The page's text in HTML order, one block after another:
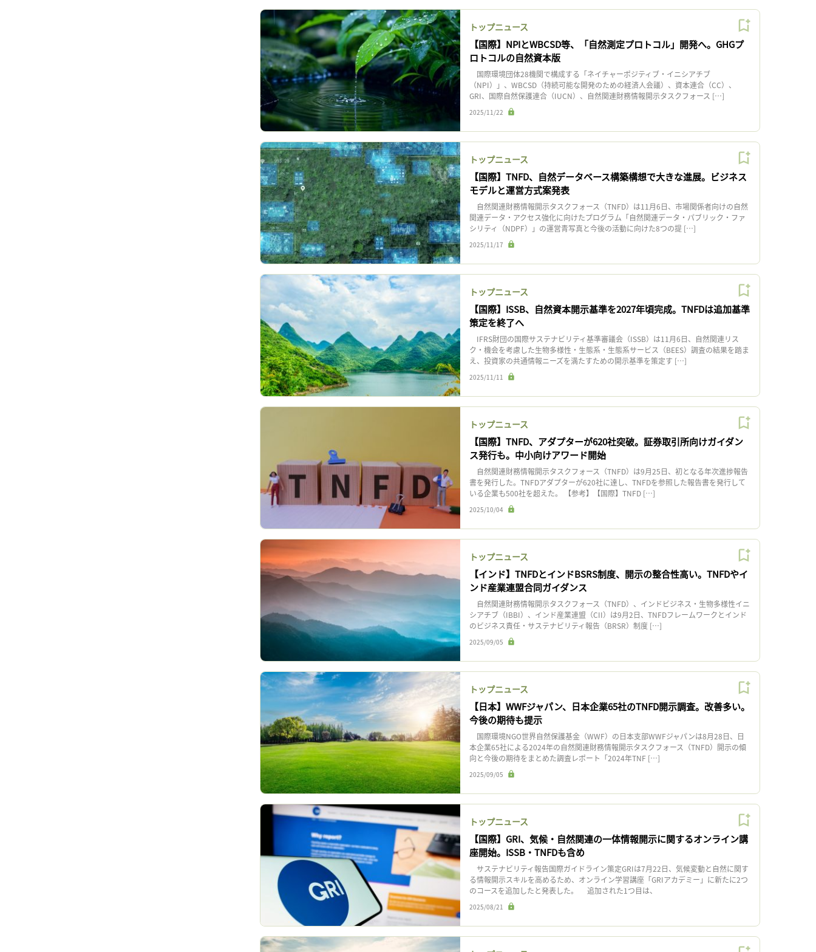
トップニュース
【国際】NPIとWBCSD等、「自然測定プロトコル」開発へ。GHGプ
ロトコルの自然資本版
国際環境団体28機関で構成する「ネイチャーポジティブ・イニシアチブ
（NPI）」、WBCSD（持続可能な開発のための経済人会議）、資本連合（CC）、
GRI、国際自然保護連合（IUCN）、自然関連財務情報開示タスクフォース […]
2025/11/22
トップニュース
【国際】TNFD、自然データベース構築構想で大きな進展。ビジネス
モデルと運営方式案発表
自然関連財務情報開示タスクフォース（TNFD）は11月6日、市場関係者向けの自然
関連データ・アクセス強化に向けたプログラム「自然関連データ・パブリック・ファ
シリティ（NDPF）」の運営青写真と今後の活動に向けた8つの提 […]
2025/11/17
トップニュース
【国際】ISSB、自然資本開示基準を2027年頃完成。TNFDは追加基準
策定を終了へ
IFRS財団の国際サステナビリティ基準審議会（ISSB）は11月6日、自然関連リス
ク・機会を考慮した生物多様性・生態系・生態系サービス（BEES）調査の結果を踏ま
え、投資家の共通情報ニーズを満たすための開示基準を策定す […]
2025/11/11
トップニュース
【国際】TNFD、アダプターが620社突破。証券取引所向けガイダン
ス発行も。中小向けアワード開始
自然関連財務情報開示タスクフォース（TNFD）は9月25日、初となる年次進捗報告
書を発行した。TNFDアダプターが620社に達し、TNFDを参照した報告書を発行して
いる企業も500社を超えた。 【参考】【国際】TNFD […]
2025/10/04
トップニュース
【インド】TNFDとインドBSRS制度、開示の整合性高い。TNFDやイ
ンド産業連盟合同ガイダンス
自然関連財務情報開示タスクフォース（TNFD）、インドビジネス・生物多様性イニ
シアチブ（IBBI）、インド産業連盟（CII）は9月2日、TNFDフレームワークとインド
のビジネス責任・サステナビリティ報告（BRSR）制度 […]
2025/09/05
トップニュース
【日本】WWFジャパン、日本企業65社のTNFD開示調査。改善多い。
今後の期待も提示
国際環境NGO世界自然保護基金（WWF）の日本支部WWFジャパンは8月28日、日
本企業65社による2024年の自然関連財務情報開示タスクフォース（TNFD）開示の傾
向と今後の期待をまとめた調査レポート「2024年TNF […]
2025/09/05
トップニュース
【国際】GRI、気候・自然関連の一体情報開示に関するオンライン講
座開始。ISSB・TNFDも含め
サステナビリティ報告国際ガイドライン策定GRIは7月22日、気候変動と自然に関す
る情報開示スキルを高めるため、オンライン学習講座「GRIアカデミー」に新たに2つ
のコースを追加したと発表した。 追加された1つ目は、
2025/08/21
記事をお気に入りに保存するには
ログインが必要です
ログイン 会員登録